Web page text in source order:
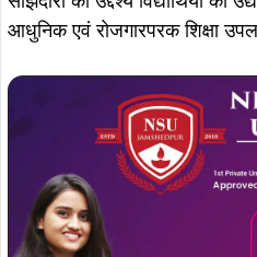
With ChatGPT
जनसंवाद, जमशेदपुर।
उद्योग और
करने की दिशा में एक महत्वपूर्ण पहल